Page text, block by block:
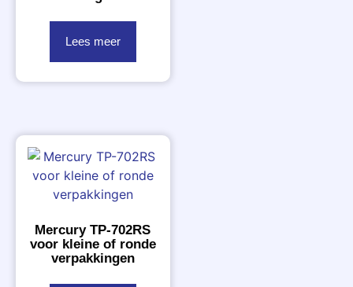
Lees meer
Mercury TP-702RS
voor kleine of ronde
verpakkingen